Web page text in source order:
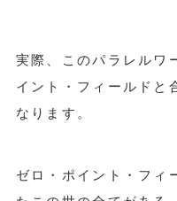
実際、このパラレルワ
イント・フィールドと
なります。
ゼロ・ポイント・フィ